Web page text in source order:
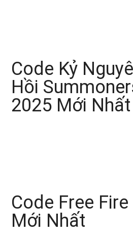
Code Kỷ
Hồi
2025 Mới Nhất
Code Free
Mới Nhất